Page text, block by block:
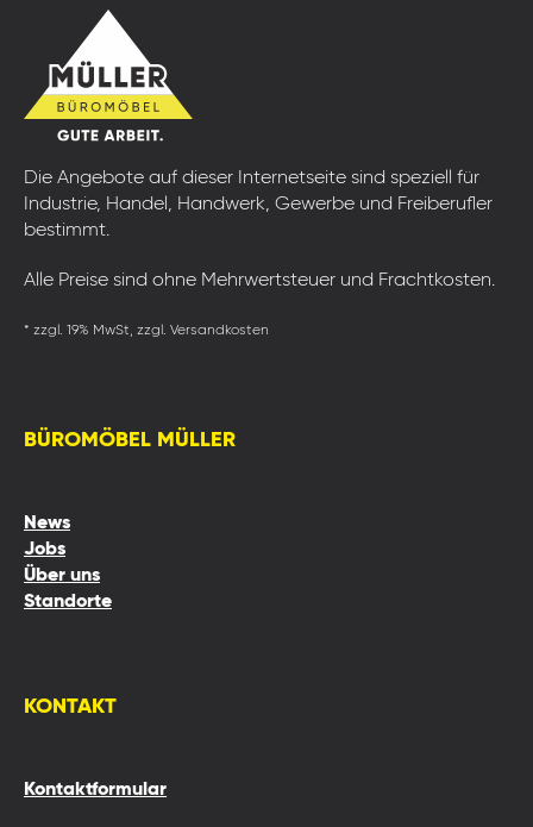
Die Angebote auf dieser Internetseite sind speziell für
Industrie, Handel, Handwerk, Gewerbe und Freiberufler
bestimmt.
Alle Preise sind ohne Mehrwertsteuer und Frachtkosten.
* zzgl. 19% MwSt, zzgl. Versandkosten
BÜROMÖBEL MÜLLER
News
Jobs
Über uns
Standorte
KONTAKT
Kontaktformular